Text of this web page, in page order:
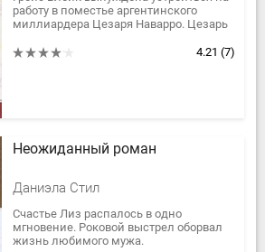
работу в поместье аргентинского
миллиардера Цезаря Наварро. Цезарь
смеет перечить. Его шокирует...
4.21 (7)
Неожиданный роман
Даниэла Стил
Счастье Лиз распалось в одно
мгновение. Роковой выстрел оборвал
жизнь любимого мужа.